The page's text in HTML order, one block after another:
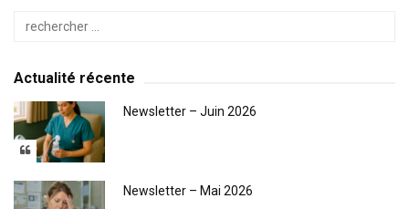
Actualité récente
Newsletter – Juin 2026
Newsletter – Mai 2026